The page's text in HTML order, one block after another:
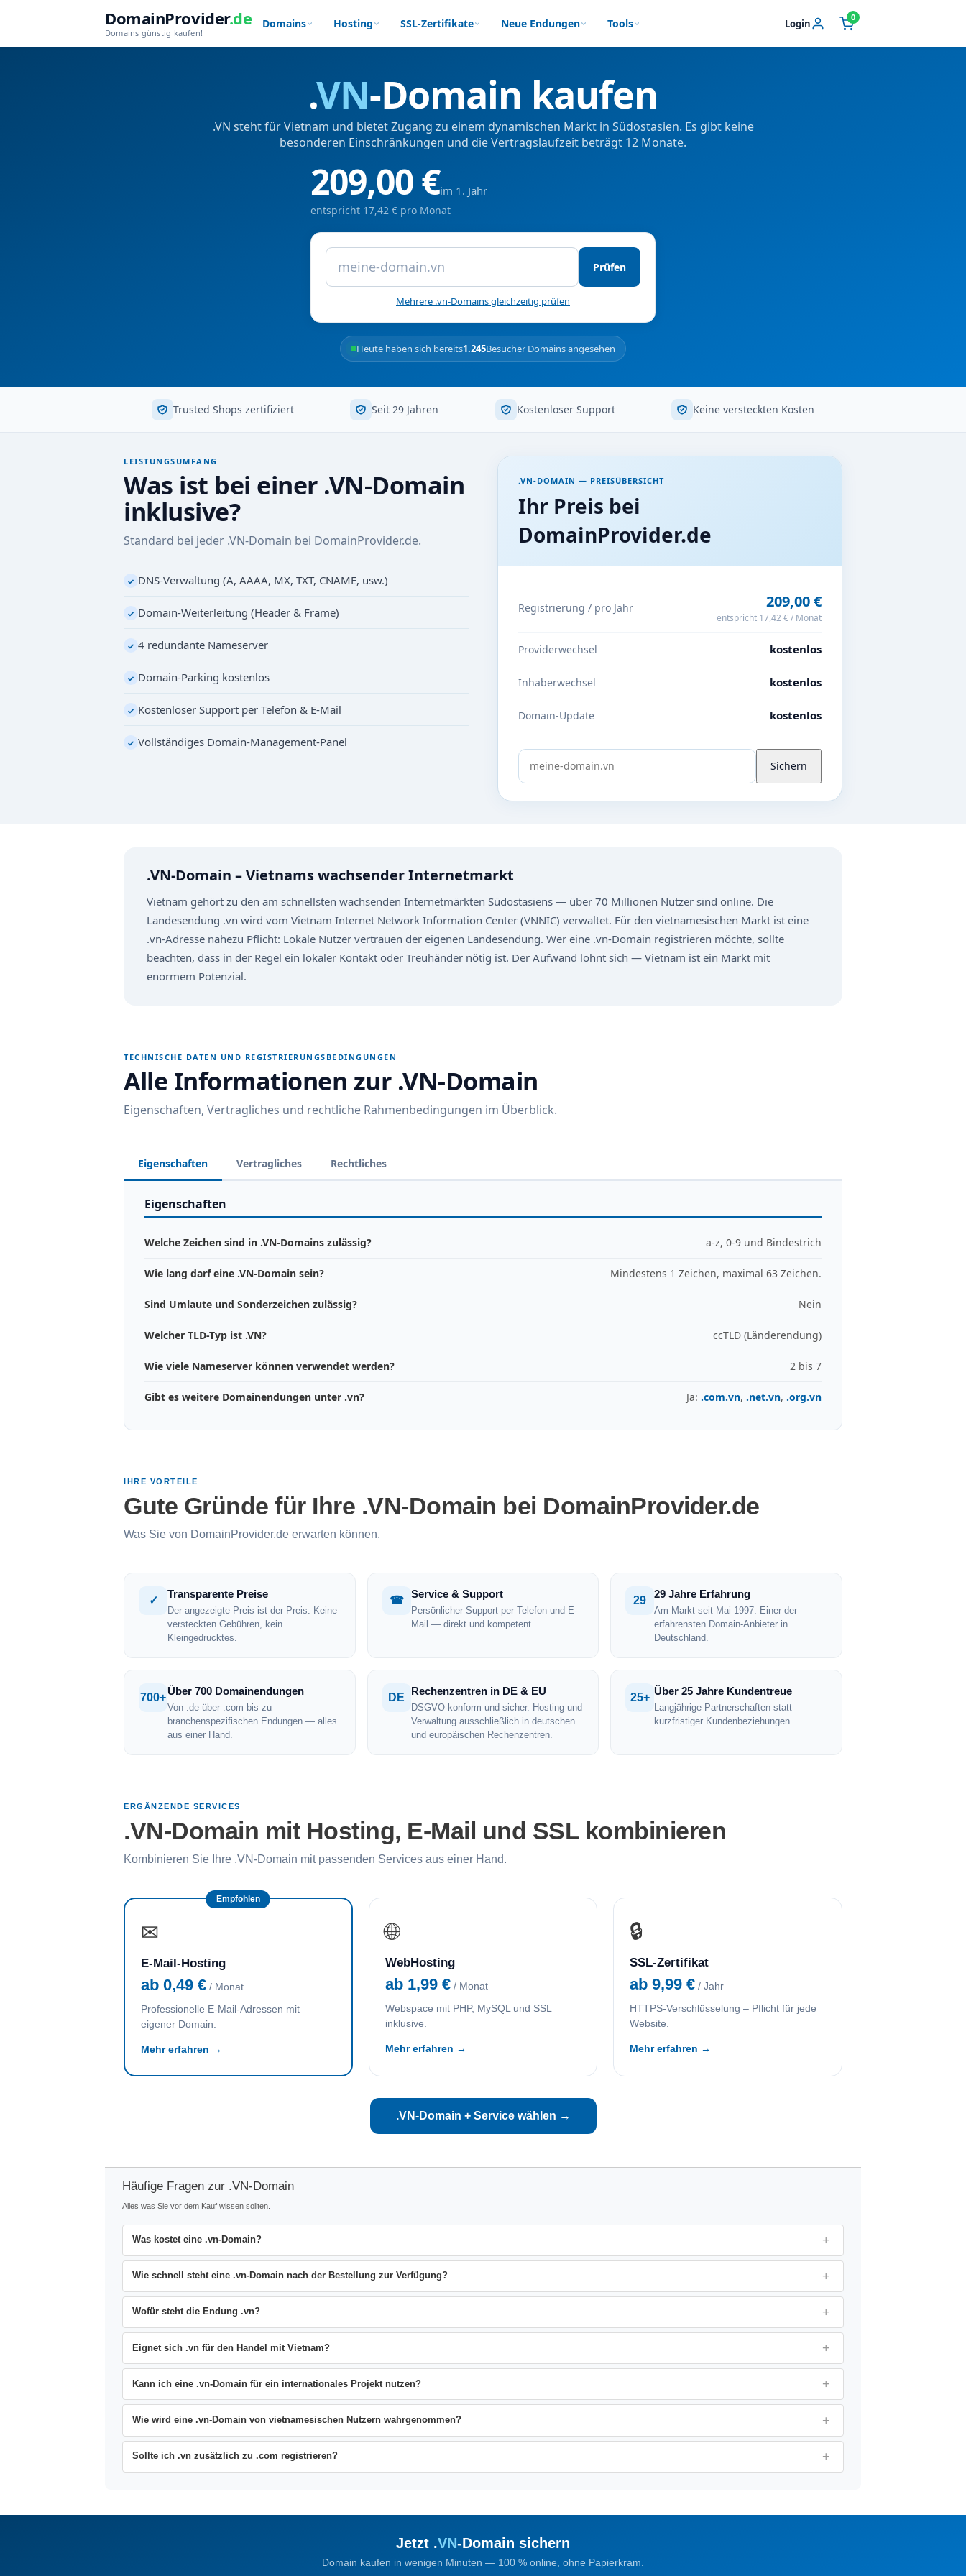
DomainProvider.de
Domains günstig kaufen!
Domains Hosting SSL-Zertifikate Neue Endungen Tools Login 0
.VN-Domain kaufen
.VN steht für Vietnam und bietet Zugang zu einem dynamischen Markt in Südostasien. Es gibt keine
besonderen Einschränkungen und die Vertragslaufzeit beträgt 12 Monate.
209,00 €im 1. Jahr
entspricht 17,42 € pro Monat
Prüfen
Mehrere .vn-Domains gleichzeitig prüfen
Heute haben sich bereits1.245Besucher Domains angesehen
Trusted Shops zertifiziert Seit 29 Jahren Kostenloser Support Keine versteckten Kosten
LEISTUNGSUMFANG
Was ist bei einer .VN-Domain
inklusive?
Standard bei jeder .VN-Domain bei DomainProvider.de.
✓ DNS-Verwaltung (A, AAAA, MX, TXT, CNAME, usw.)
✓ Domain-Weiterleitung (Header & Frame)
✓ 4 redundante Nameserver
✓ Domain-Parking kostenlos
✓ Kostenloser Support per Telefon & E-Mail
✓ Vollständiges Domain-Management-Panel
.VN-DOMAIN — PREISÜBERSICHT
Ihr Preis bei
DomainProvider.de
Registrierung / pro Jahr 209,00 €
entspricht 17,42 € / Monat
Providerwechsel kostenlos
Inhaberwechsel kostenlos
Domain-Update kostenlos
Sichern
.VN-Domain – Vietnams wachsender Internetmarkt
Vietnam gehört zu den am schnellsten wachsenden Internetmärkten Südostasiens — über 70 Millionen Nutzer sind online. Die
Landesendung .vn wird vom Vietnam Internet Network Information Center (VNNIC) verwaltet. Für den vietnamesischen Markt ist eine
.vn-Adresse nahezu Pflicht: Lokale Nutzer vertrauen der eigenen Landesendung. Wer eine .vn-Domain registrieren möchte, sollte
beachten, dass in der Regel ein lokaler Kontakt oder Treuhänder nötig ist. Der Aufwand lohnt sich — Vietnam ist ein Markt mit
enormem Potenzial.
TECHNISCHE DATEN UND REGISTRIERUNGSBEDINGUNGEN
Alle Informationen zur .VN-Domain
Eigenschaften, Vertragliches und rechtliche Rahmenbedingungen im Überblick.
Eigenschaften Vertragliches Rechtliches
Eigenschaften
Welche Zeichen sind in .VN-Domains zulässig? a-z, 0-9 und Bindestrich
Wie lang darf eine .VN-Domain sein? Mindestens 1 Zeichen, maximal 63 Zeichen.
Sind Umlaute und Sonderzeichen zulässig? Nein
Welcher TLD-Typ ist .VN? ccTLD (Länderendung)
Wie viele Nameserver können verwendet werden? 2 bis 7
Gibt es weitere Domainendungen unter .vn? Ja: .com.vn, .net.vn, .org.vn
IHRE VORTEILE
Gute Gründe für Ihre .VN-Domain bei DomainProvider.de
Was Sie von DomainProvider.de erwarten können.
✓
Transparente Preise
Der angezeigte Preis ist der Preis. Keine
versteckten Gebühren, kein
Kleingedrucktes.
☎
Service & Support
Persönlicher Support per Telefon und E-
Mail — direkt und kompetent.
29
29 Jahre Erfahrung
Am Markt seit Mai 1997. Einer der
erfahrensten Domain-Anbieter in
Deutschland.
700+
Über 700 Domainendungen
Von .de über .com bis zu
branchenspezifischen Endungen — alles
aus einer Hand.
DE
Rechenzentren in DE & EU
DSGVO-konform und sicher. Hosting und
Verwaltung ausschließlich in deutschen
und europäischen Rechenzentren.
25+
Über 25 Jahre Kundentreue
Langjährige Partnerschaften statt
kurzfristiger Kundenbeziehungen.
ERGÄNZENDE SERVICES
.VN-Domain mit Hosting, E-Mail und SSL kombinieren
Kombinieren Sie Ihre .VN-Domain mit passenden Services aus einer Hand.
Empfohlen
✉
E-Mail-Hosting
ab 0,49 € / Monat
Professionelle E-Mail-Adressen mit
eigener Domain.
Mehr erfahren →
🌐
WebHosting
ab 1,99 €/ Monat
Webspace mit PHP, MySQL und SSL
inklusive.
Mehr erfahren →
🔒
SSL-Zertifikat
ab 9,99 € / Jahr
HTTPS-Verschlüsselung – Pflicht für jede
Website.
Mehr erfahren →
.VN-Domain + Service wählen →
Häufige Fragen zur .VN-Domain
Alles was Sie vor dem Kauf wissen sollten.
Was kostet eine .vn-Domain?
Wie schnell steht eine .vn-Domain nach der Bestellung zur Verfügung?
Wofür steht die Endung .vn?
Eignet sich .vn für den Handel mit Vietnam?
Kann ich eine .vn-Domain für ein internationales Projekt nutzen?
Wie wird eine .vn-Domain von vietnamesischen Nutzern wahrgenommen?
Sollte ich .vn zusätzlich zu .com registrieren?
Jetzt .VN-Domain sichern
Domain kaufen in wenigen Minuten — 100 % online, ohne Papierkram.